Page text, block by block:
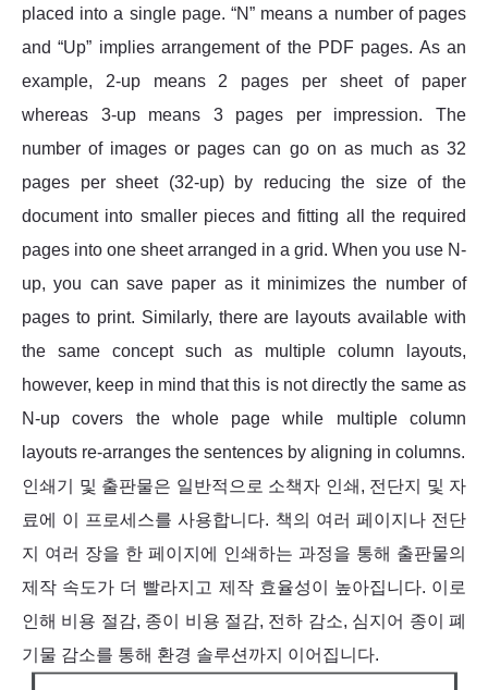
placed into a single page. “N” means a number of pages
and “Up” implies arrangement of the PDF pages. As an
example, 2-up means 2 pages per sheet of paper
whereas 3-up means 3 pages per impression. The
number of images or pages can go on as much as 32
pages per sheet (32-up) by reducing the size of the
document into smaller pieces and fitting all the required
pages into one sheet arranged in a grid. When you use N-
up, you can save paper as it minimizes the number of
pages to print. Similarly, there are layouts available with
the same concept such as multiple column layouts,
however, keep in mind that this is not directly the same as
N-up covers the whole page while multiple column
layouts re-arranges the sentences by aligning in columns.
인쇄기 및 출판물은 일반적으로 소책자 인쇄, 전단지 및 자
료에 이 프로세스를 사용합니다. 책의 여러 페이지나 전단
지 여러 장을 한 페이지에 인쇄하는 과정을 통해 출판물의
제작 속도가 더 빨라지고 제작 효율성이 높아집니다. 이로
인해 비용 절감, 종이 비용 절감, 전하 감소, 심지어 종이 폐
기물 감소를 통해 환경 솔루션까지 이어집니다.